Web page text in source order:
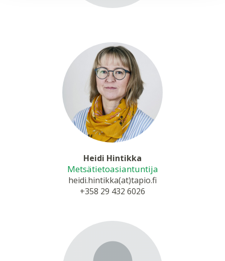
Heidi Hintikka
Metsätietoasiantuntija
heidi.hintikka(at)tapio.fi
+358 29 432 6026